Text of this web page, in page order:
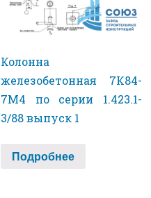
Колонна
железобетонная 7К84-
7М4 по серии 1.423.1-
3/88 выпуск 1
Подробнее